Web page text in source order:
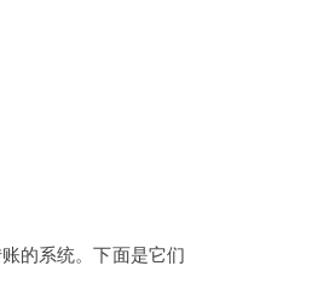
的系统。下面是它们